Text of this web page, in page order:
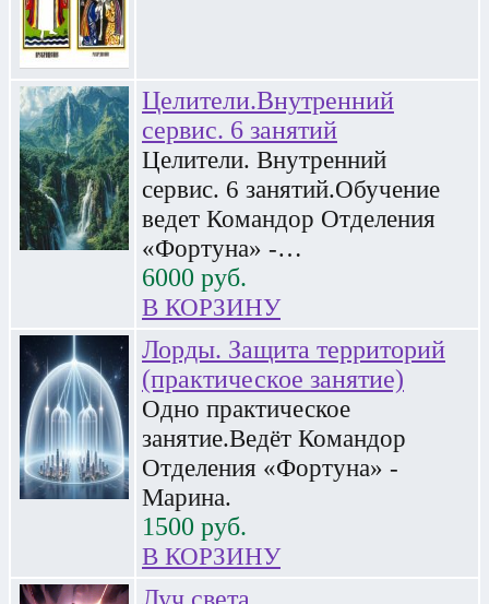
Целители.Внутренний
сервис. 6 занятий
Целители. Внутренний
сервис. 6 занятий.Обучение
ведет Командор Отделения
«Фортуна» -…
6000 руб.
В КОРЗИНУ
Лорды. Защита территорий
(практическое занятие)
Одно практическое
занятие.Ведёт Командор
Отделения «Фортуна» -
Марина.
1500 руб.
В КОРЗИНУ